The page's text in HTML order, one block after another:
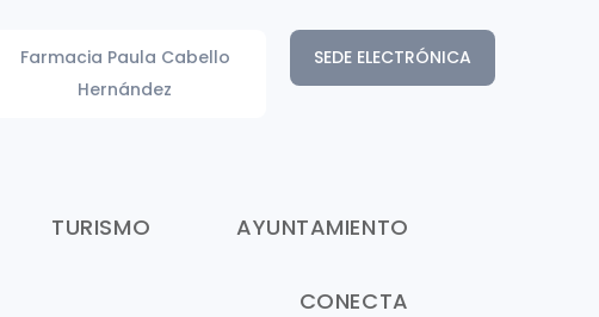
SEDE ELECTRÓNICA
Farmacia Paula Cabello
Hernández
TURISMO AYUNTAMIENTO
CONECTA